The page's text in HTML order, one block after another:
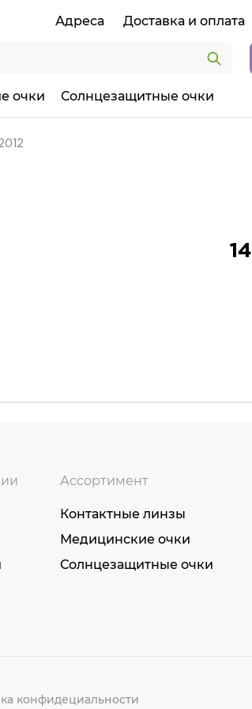
Адреса Доставка и оплата
очки Солнцезащитные очки
Ассортимент
Контактные линзы
Медицинские очки
Солнцезащитные очки
конфидециальности